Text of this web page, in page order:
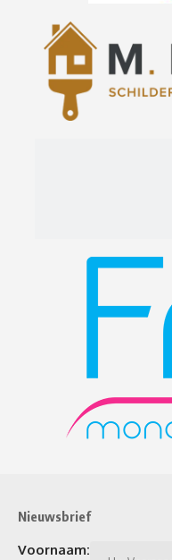
Nieuwsbrief
Voornaam: